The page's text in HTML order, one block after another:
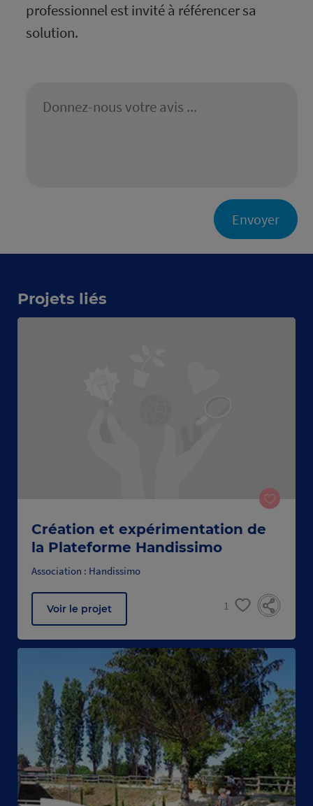
professionnel est invité à référencer sa
solution.
Envoyer
Projets liés
Création et expérimentation de
la Plateforme Handissimo
Association : Handissimo
Voir le projet 1